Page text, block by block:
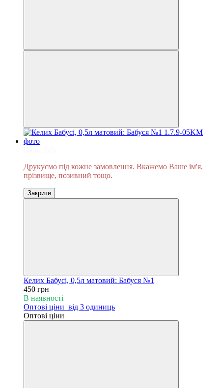
Друкуємо під кожне замовлення. Вкажемо Ваше ім'я,
прізвище, позивний тощо.
Закрити
Келих Бабусі, 0,5л матовий: Бабуся №1
450 грн
В наявності
Оптові ціни від 3 одиниць
Оптові ціни